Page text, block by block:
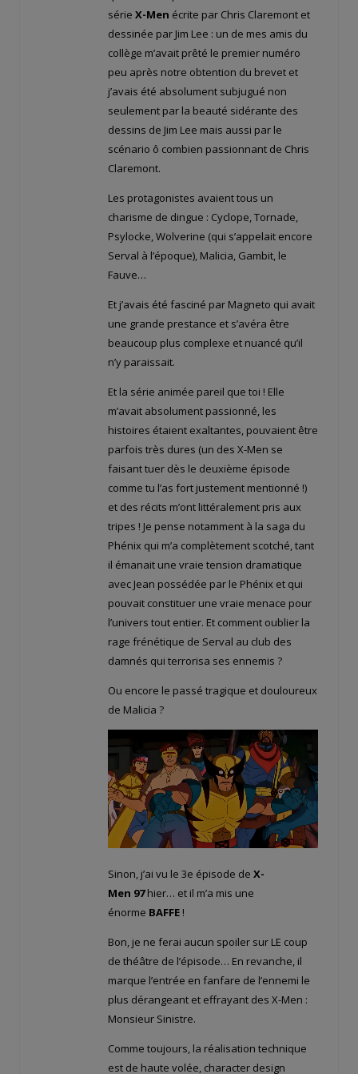
série X-Men écrite par Chris Claremont et
dessinée par Jim Lee : un de mes amis du
collège m’avait prêté le premier numéro
peu après notre obtention du brevet et
j’avais été absolument subjugué non
seulement par la beauté sidérante des
dessins de Jim Lee mais aussi par le
scénario ô combien passionnant de Chris
Claremont.
Les protagonistes avaient tous un
charisme de dingue : Cyclope, Tornade,
Psylocke, Wolverine (qui s’appelait encore
Serval à l’époque), Malicia, Gambit, le
Fauve…
Et j’avais été fasciné par Magneto qui avait
une grande prestance et s’avéra être
beaucoup plus complexe et nuancé qu’il
n’y paraissait.
Et la série animée pareil que toi ! Elle
m’avait absolument passionné, les
histoires étaient exaltantes, pouvaient être
parfois très dures (un des X-Men se
faisant tuer dès le deuxième épisode
comme tu l’as fort justement mentionné !)
et des récits m’ont littéralement pris aux
tripes ! Je pense notamment à la saga du
Phénix qui m’a complètement scotché, tant
il émanait une vraie tension dramatique
avec Jean possédée par le Phénix et qui
pouvait constituer une vraie menace pour
l’univers tout entier. Et comment oublier la
rage frénétique de Serval au club des
damnés qui terrorisa ses ennemis ?
Ou encore le passé tragique et douloureux
de Malicia ?
Sinon, j’ai vu le 3e épisode de X-
Men 97hier… et il m’a mis une
énorme BAFFE !
Bon, je ne ferai aucun spoiler sur LE coup
de théâtre de l’épisode… En revanche, il
marque l’entrée en fanfare de l’ennemi le
plus dérangeant et effrayant des X-Men :
Monsieur Sinistre.
Comme toujours, la réalisation technique
est de haute volée, character design